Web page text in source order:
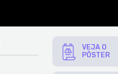
VEJA O
PÔSTER